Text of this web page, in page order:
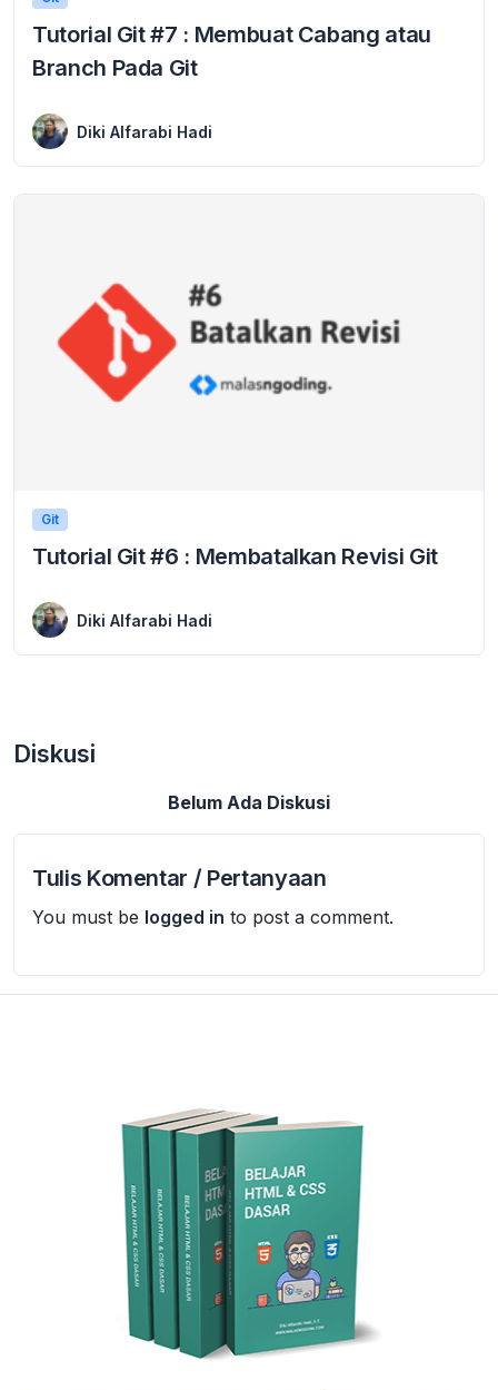
Tutorial Git #7 : Membuat Cabang atau
Branch Pada Git
Diki Alfarabi Hadi
Git
Tutorial Git #6 : Membatalkan Revisi Git
Diki Alfarabi Hadi
Diskusi
Belum Ada Diskusi
Tulis Komentar / Pertanyaan
You must be logged in to post a comment.